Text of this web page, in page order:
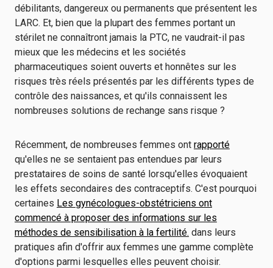
débilitants, dangereux ou permanents que présentent les
LARC. Et, bien que la plupart des femmes portant un
stérilet ne connaîtront jamais la PTC, ne vaudrait-il pas
mieux que les médecins et les sociétés
pharmaceutiques soient ouverts et honnêtes sur les
risques très réels présentés par les différents types de
contrôle des naissances, et qu'ils connaissent les
nombreuses solutions de rechange sans risque ?
Récemment, de nombreuses femmes ont rapporté
qu'elles ne se sentaient pas entendues par leurs
prestataires de soins de santé lorsqu'elles évoquaient
les effets secondaires des contraceptifs. C'est pourquoi
certaines Les gynécologues-obstétriciens ont
commencé à proposer des informations sur les
méthodes de sensibilisation à la fertilité. dans leurs
pratiques afin d'offrir aux femmes une gamme complète
d'options parmi lesquelles elles peuvent choisir.